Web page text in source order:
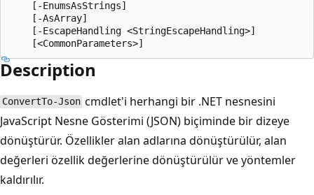
    [-EnumsAsStrings]
    [-AsArray]
    [-EscapeHandling <StringEscapeHandling>]
Description
ConvertTo-Json cmdlet'i herhangi bir .NET nesnesini
JavaScript Nesne Gösterimi (JSON) biçiminde bir dizeye
dönüştürür. Özellikler alan adlarına dönüştürülür, alan
değerleri özellik değerlerine dönüştürülür ve yöntemler
kaldırılır.